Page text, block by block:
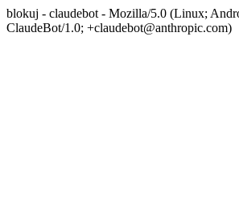
blokuj - claudebot - Mozilla/5.0 (Linux;
ClaudeBot/1.0; +claudebot@anthropic.com)